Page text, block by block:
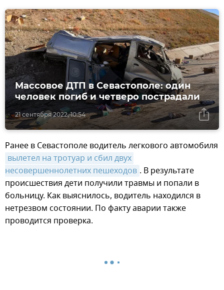
21 сентября 2022, 10:54
Массовое ДТП в Севастополе: один
человек погиб и четверо пострадали
Ранее в Севастополе водитель легкового автомобиля
вылетел на тротуар и сбил двух
несовершеннолетних пешеходов . В результате
происшествия дети получили травмы и попали в
больницу. Как выяснилось, водитель находился в
нетрезвом состоянии. По факту аварии также
проводится проверка.